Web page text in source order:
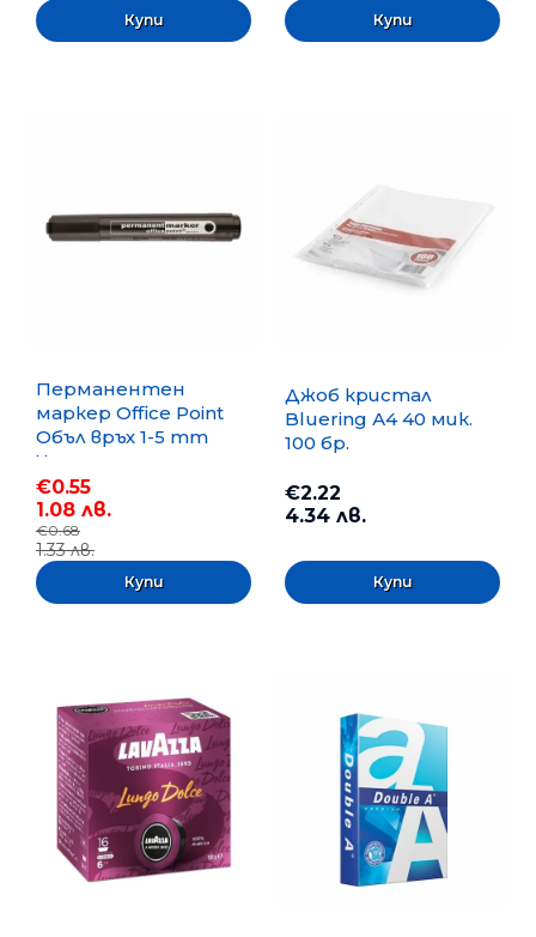
Перманентен
маркер Office Point
Объл връх 1-5 mm
Черен
€0.55
1.08 лв.
€0.68
1.33 лв.
Джоб кристал
Bluering А4 40 мик.
100 бр.
€2.22
4.34 лв.